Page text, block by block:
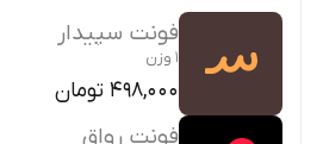
فونت سپیدار
1 وزن
498,000 تومان
فونت رواق